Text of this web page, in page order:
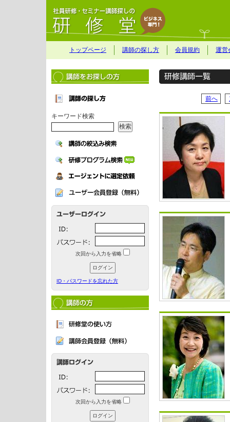
トップページ 講師の探し方 会員規約 運営
キーワード検索
次回から入力を省略
ID・パスワードを忘れた方
次回から入力を省略
前へ